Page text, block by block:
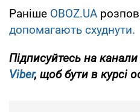
Раніше OBOZ.UA
допомагають схуднути.
Підписуйтесь на канали
Viber, щоб бути в курсі